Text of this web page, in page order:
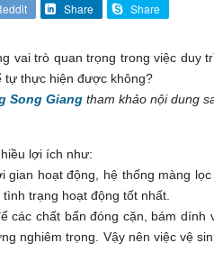
Share Share
vai trò quan trọng trong việc duy
tự thực hiện được không?
Song Giang tham khảo nội dung
lợi ích như:
hoạt động, hệ thống màng
trạng hoạt động tốt nhất.
các chất bẩn đóng cặn, bám dính
nghiêm trọng. Vậy nên việc vệ